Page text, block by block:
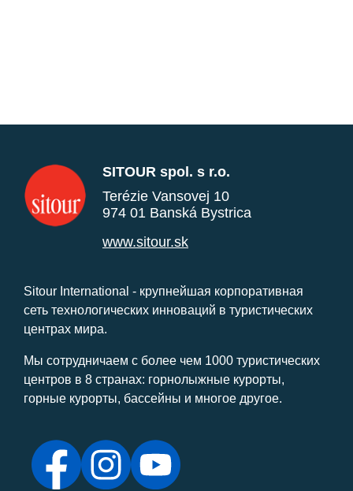
SITOUR spol. s r.o.
Terézie Vansovej 10
974 01 Banská Bystrica
www.sitour.sk
Sitour International - крупнейшая корпоративная
сеть технологических инноваций в туристических
центрах мира.
Мы сотрудничаем с более чем 1000 туристических
центров в 8 странах: горнолыжные курорты,
горные курорты, бассейны и многое другое.